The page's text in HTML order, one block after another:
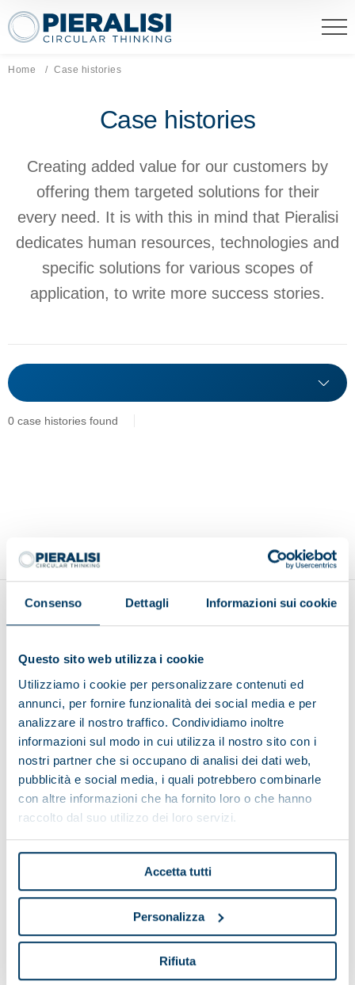
Consenso Dettagli Informazioni sui cookie
Questo sito web utilizza i cookie
Utilizziamo i cookie per personalizzare contenuti ed
annunci, per fornire funzionalità dei social media e per
analizzare il nostro traffico. Condividiamo inoltre
informazioni sul modo in cui utilizza il nostro sito con i
nostri partner che si occupano di analisi dei dati web,
pubblicità e social media, i quali potrebbero combinarle
con altre informazioni che ha fornito loro o che hanno
raccolto dal suo utilizzo dei loro servizi.
Accetta tutti
Personalizza
Rifiuta
Pieralisi Maip Spa
Home Current page:
Case histories
Case histories
Creating added value for our customers by
offering them targeted solutions for their
every need. It is with this in mind that Pieralisi
dedicates human resources, technologies and
specific solutions for various scopes of
application, to write more success stories.
0 case histories found
Show on map
Pieralisi
Applications
Service
Case histories
News & Events
Videos
Job opportunities